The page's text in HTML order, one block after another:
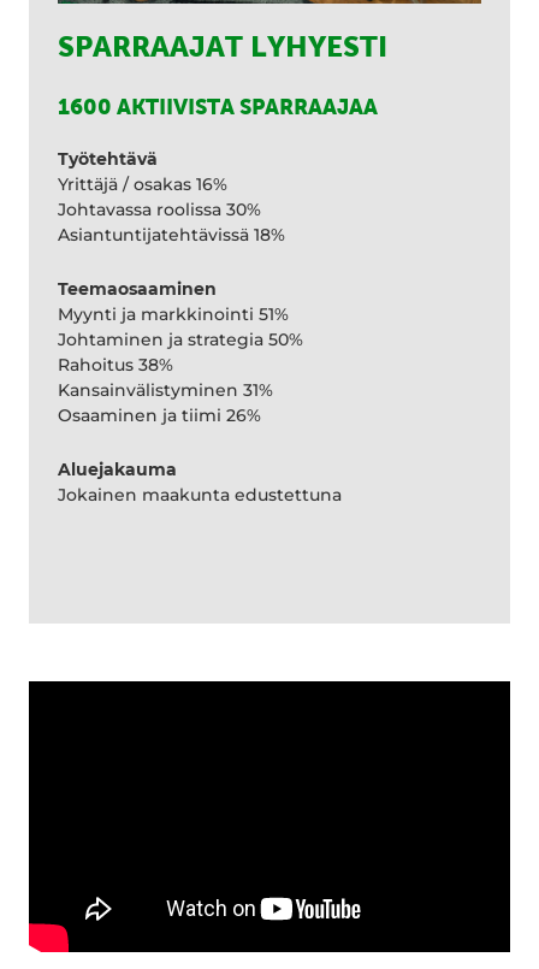
SPARRAAJAT LYHYESTI
1600 AKTIIVISTA SPARRAAJAA
Työtehtävä
Yrittäjä / osakas 16%
Johtavassa roolissa 30%
Asiantuntijatehtävissä 18%
Teemaosaaminen
Myynti ja markkinointi 51%
Johtaminen ja strategia 50%
Rahoitus 38%
Kansainvälistyminen 31%
Osaaminen ja tiimi 26%
Aluejakauma
Jokainen maakunta edustettuna